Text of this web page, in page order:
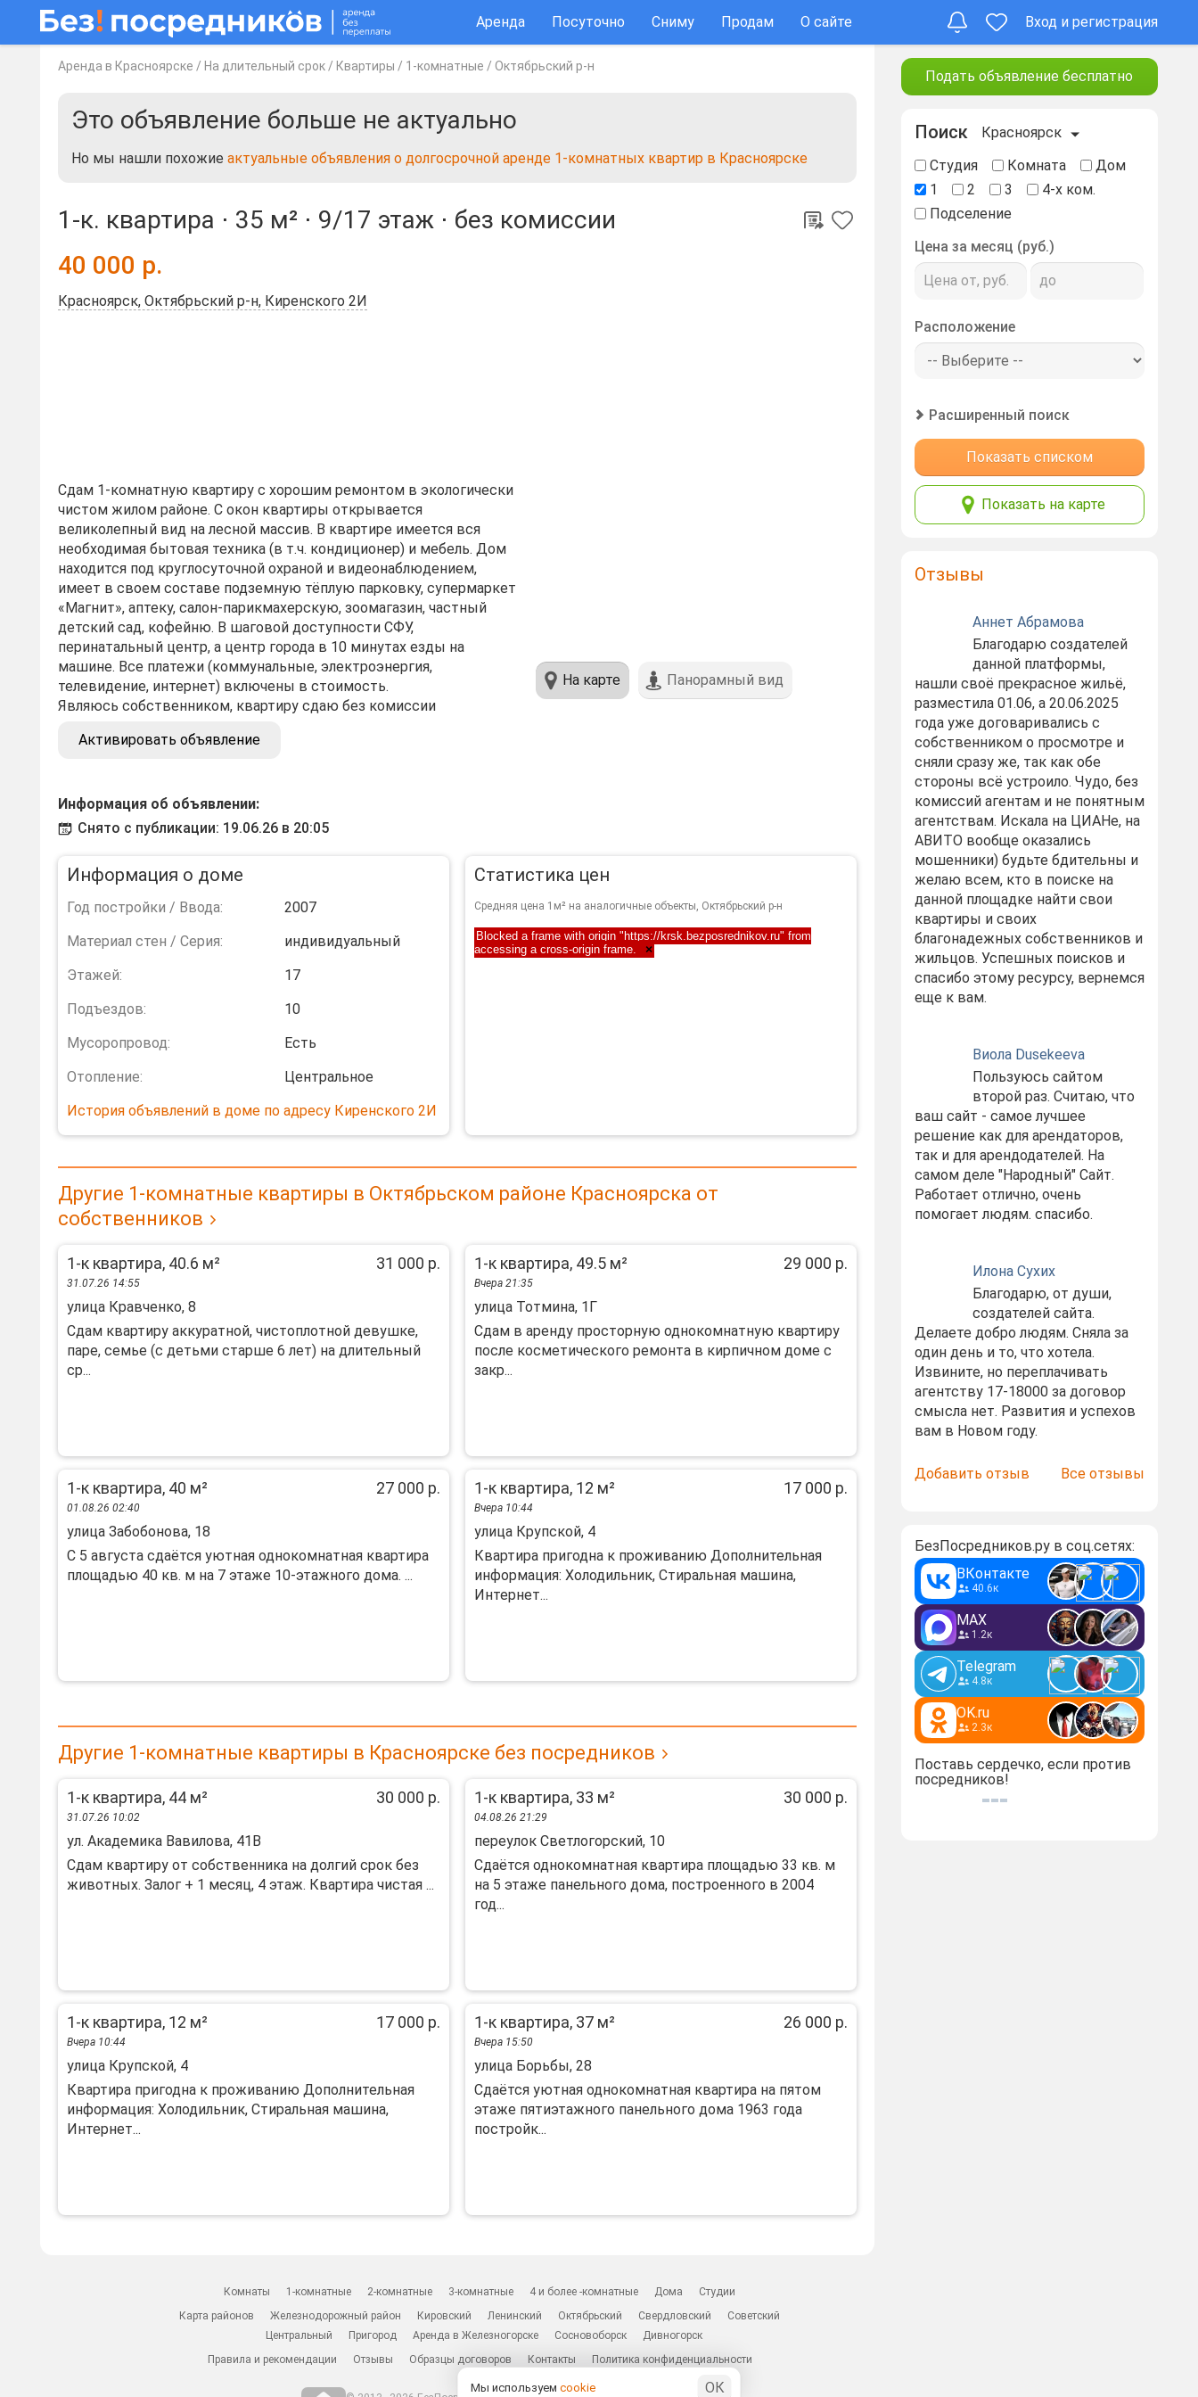
Аренда Посуточно Сниму Продам О сайте Вход и регистрация
Аренда в Красноярске / На длительный срок / Квартиры / 1-комнатные / Октябрьский р-н
Это объявление больше не актуально
Но мы нашли похожие актуальные объявления о долгосрочной аренде 1-комнатных квартир в Красноярске
1-к. квартира ⋅ 35 м² ⋅ 9/17 этаж ⋅ без комиссии
40 000 р.
Красноярск, Октябрьский р-н, Киренского 2И
Сдам 1-комнатную квартиру с хорошим ремонтом в экологически
чистом жилом районе. С окон квартиры открывается
великолепный вид на лесной массив. В квартире имеется вся
необходимая бытовая техника (в т.ч. кондиционер) и мебель. Дом
находится под круглосуточной охраной и видеонаблюдением,
имеет в своем составе подземную тёплую парковку, супермаркет
«Магнит», аптеку, салон-парикмахерскую, зоомагазин, частный
детский сад, кофейню. В шаговой доступности СФУ,
перинатальный центр, а центр города в 10 минутах езды на
машине. Все платежи (коммунальные, электроэнергия,
телевидение, интернет) включены в стоимость.
Являюсь собственником, квартиру сдаю без комиссии
Активировать объявление
Информация об объявлении:
Снято с публикации: 19.06.26 в 20:05
На карте Панорамный вид
Информация о доме
Год постройки / Ввода:
2007
Материал стен / Серия:
индивидуальный
Этажей:
17
Подъездов:
10
Мусоропровод:
Есть
Отопление:
Центральное
История объявлений в доме по адресу Киренского 2И
Статистика цен
Средняя цена 1м² на аналогичные объекты, Октябрьский р-н
Blocked a frame with origin "https://krsk.bezposrednikov.ru" from
accessing a cross-origin frame.
×
Другие 1-комнатные квартиры в Октябрьском районе Красноярска от
собственников
1-к квартира, 40.6 м² 31 000 р.
31.07.26 14:55
улица Кравченко, 8
Сдам квартиру аккуратной, чистоплотной девушке,
паре, семье (с детьми старше 6 лет) на длительный
ср...
1-к квартира, 49.5 м² 29 000 р.
Вчера 21:35
улица Тотмина, 1Г
Сдам в аренду просторную однокомнатную квартиру
после косметического ремонта в кирпичном доме с
закр...
1-к квартира, 40 м² 27 000 р.
01.08.26 02:40
улица Забобонова, 18
С 5 августа сдаётся уютная однокомнатная квартира
площадью 40 кв. м на 7 этаже 10-этажного дома. ...
1-к квартира, 12 м² 17 000 р.
Вчера 10:44
улица Крупской, 4
Квартира пригодна к проживанию Дополнительная
информация: Холодильник, Стиральная машина,
Интернет...
Другие 1-комнатные квартиры в Красноярске без посредников
1-к квартира, 44 м² 30 000 р.
31.07.26 10:02
ул. Академика Вавилова, 41В
Сдам квартиру от собственника на долгий срок без
животных. Залог + 1 месяц, 4 этаж. Квартира чистая ...
1-к квартира, 33 м² 30 000 р.
04.08.26 21:29
переулок Светлогорский, 10
Сдаётся однокомнатная квартира площадью 33 кв. м
на 5 этаже панельного дома, построенного в 2004
год...
1-к квартира, 12 м² 17 000 р.
Вчера 10:44
улица Крупской, 4
Квартира пригодна к проживанию Дополнительная
информация: Холодильник, Стиральная машина,
Интернет...
1-к квартира, 37 м² 26 000 р.
Вчера 15:50
улица Борьбы, 28
Сдаётся уютная однокомнатная квартира на пятом
этаже пятиэтажного панельного дома 1963 года
постройк...
Подать объявление бесплатно
Поиск
Красноярск
Студия
Комната
Дом
1
2 3
4-х ком.
Подселение
Цена за месяц (руб.)
Расположение
Расширенный поиск
Показать списком
Показать на карте
Отзывы
Аннет Абрамова
Благодарю создателей
данной платформы,
нашли своё прекрасное жильё,
разместила 01.06, а 20.06.2025
года уже договаривались с
собственником о просмотре и
сняли сразу же, так как обе
стороны всё устроило. Чудо, без
комиссий агентам и не понятным
агентствам. Искала на ЦИАНе, на
АВИТО вообще оказались
мошенники) будьте бдительны и
желаю всем, кто в поиске на
данной площадке найти свои
квартиры и своих
благонадежных собственников и
жильцов. Успешных поисков и
спасибо этому ресурсу, вернемся
еще к вам.
Виола Dusekeeva
Пользуюсь сайтом
второй раз. Считаю, что
ваш сайт - самое лучшее
решение как для арендаторов,
так и для арендодателей. На
самом деле "Народный" Сайт.
Работает отлично, очень
помогает людям. спасибо.
Илона Сухих
Благодарю, от души,
создателей сайта.
Делаете добро людям. Сняла за
один день и то, что хотела.
Извините, но переплачивать
агентству 17-18000 за договор
смысла нет. Развития и успехов
вам в Новом году.
Добавить отзыв Все отзывы
БезПосредников.ру в соц.сетях:
ВКонтакте
40.6к
MAX
1.2к
Telegram
4.8к
OK.ru
2.3к
Поставь сердечко, если против
посредников!
Комнаты 1-комнатные 2-комнатные 3-комнатные 4 и более -комнатные Дома
Студии
Карта районов
Железнодорожный район Кировский Ленинский Октябрьский Свердловский
Советский
Центральный
Пригород Аренда в Железногорске Сосновоборск
Дивногорск
Правила и рекомендации
Отзывы Образцы договоров Контакты Политика конфиденциальности
Мы используем cookie ОК